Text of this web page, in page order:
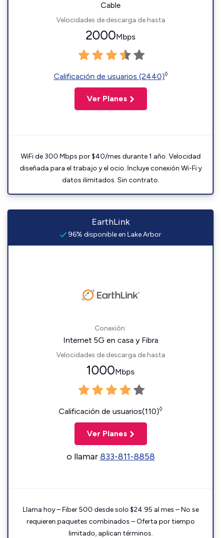
Cable
Velocidades de descarga de hasta
2000Mbps
Calificación de usuarios (2440)◊
Ver Planes
WiFi de 300 Mbps por $40/mes durante 1 año. Velocidad
diseñada para el trabajo y el ocio. Incluye conexión Wi-Fi y
datos ilimitados. Sin contrato.
EarthLink
96% disponible en Lake Arbor
Conexión:
Internet 5G en casa y Fibra
Velocidades de descarga de hasta
1000Mbps
Calificación de usuarios(110)◊
Ver Planes
o llamar833-811-8858
Llama hoy – Fiber 500 desde solo $24.95 al mes – No se
requieren paquetes combinados – Oferta por tiempo
limitado, aplican términos.